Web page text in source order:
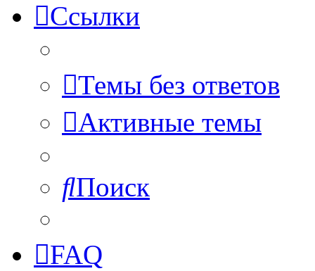
Ссылки
Темы без ответов
Активные темы
Поиск
FAQ